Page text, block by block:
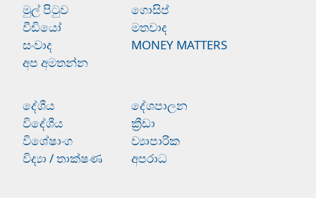
මුල් පිටුව
ගොසිප්
වීඩියෝ
මතවාද
සංවාද
MONEY MATTERS
අප අමතන්න
දේශීය
දේශපාලන
විදේශීය
ක්‍රීඩා
විශේෂාංග
ව්‍යාපාරික
විද්‍යා / තාක්ෂණ
අපරාධ